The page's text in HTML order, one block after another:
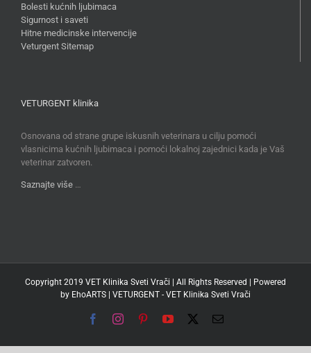
Bolesti kućnih ljubimaca
Sigurnost i saveti
Hitne medicinske intervencije
Veturgent Sitemap
VETURGENT klinika
Osnovana od strane grupe iskusnih veterinara u cilju pomoći
vlasnicima kućnih ljubimaca i pomoći lokalnoj zajednici kada je Vaš
veterinar zatvoren.
Saznajte više …
Copyright 2019 VET Klinika Sveti Vrači | All Rights Reserved | Powered
by EhoARTS VETURGENT - VET Klinika Sveti Vrači
FacebookInstagramPinterestYouTube Email